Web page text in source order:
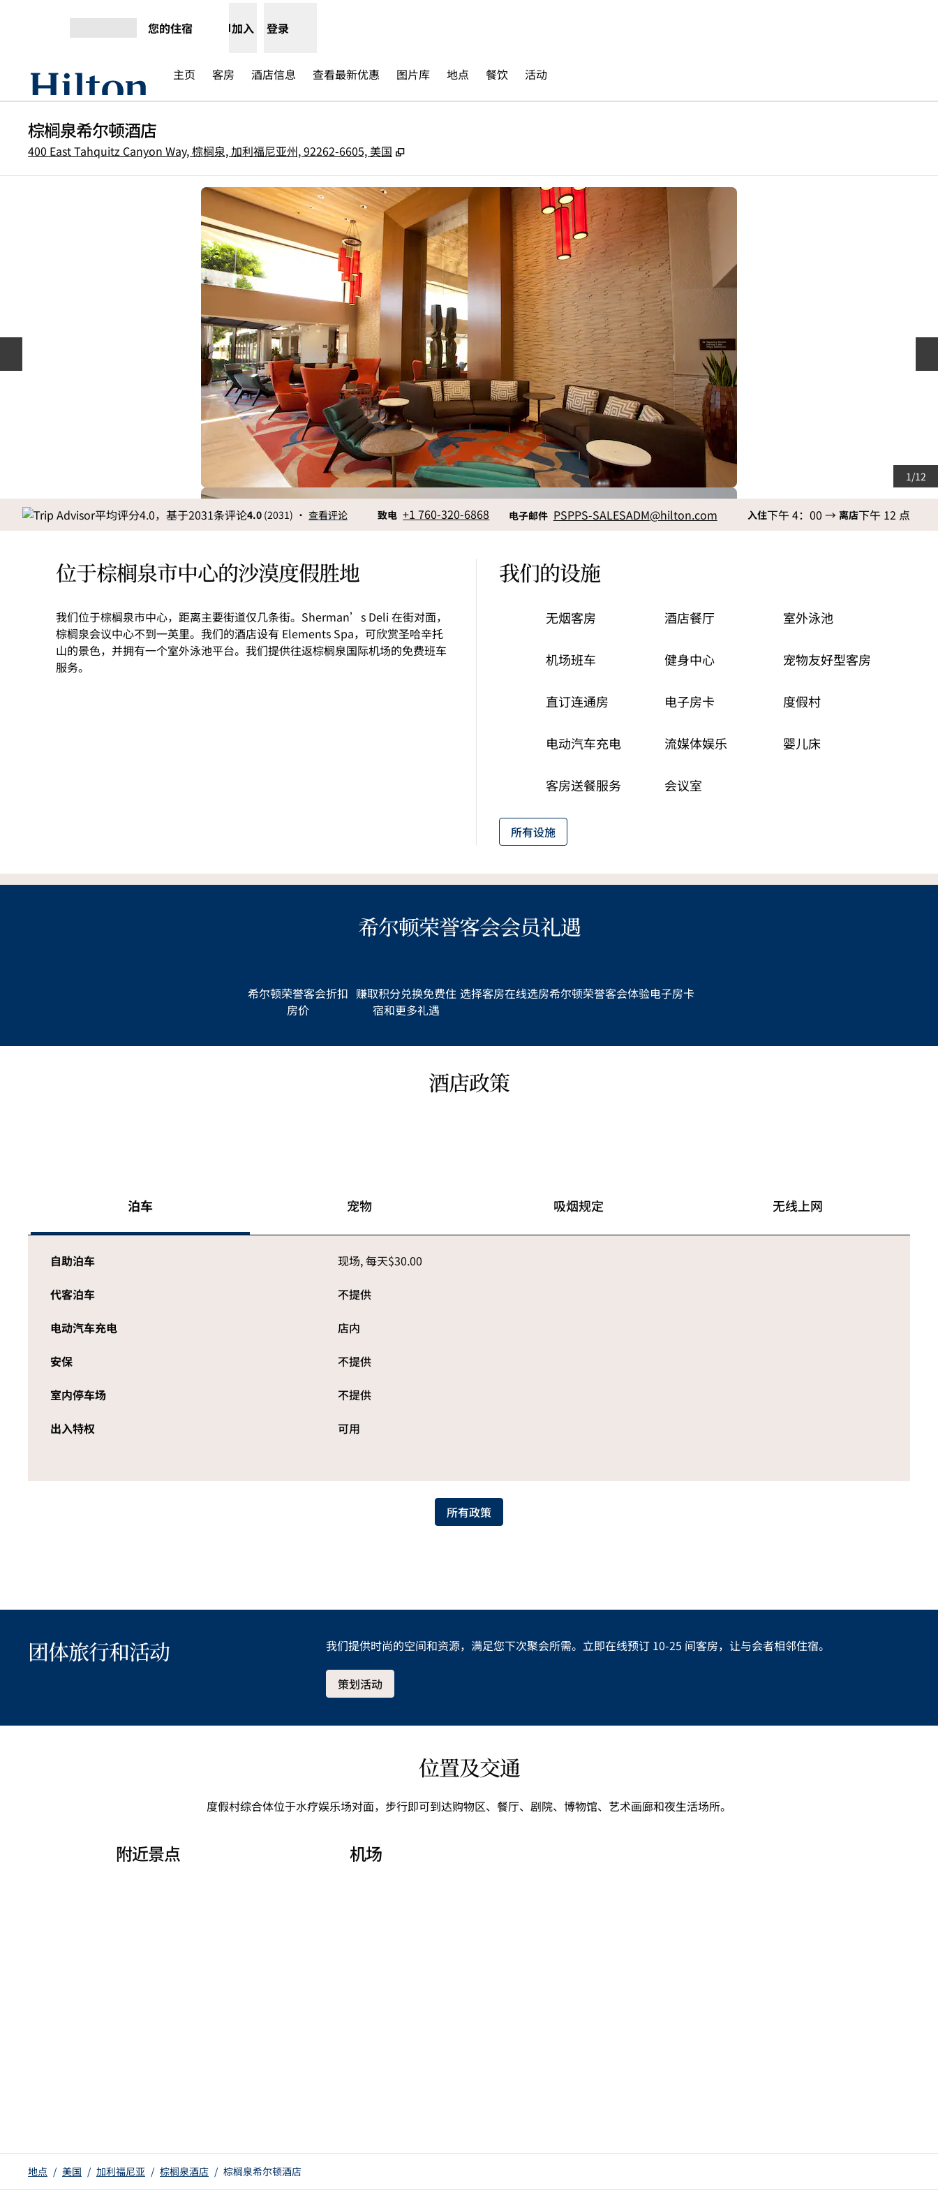
您的住宿 加入 登录
主页 客房 酒店信息 查看最新优惠​ 图片库 地点 餐饮 活动
棕榈泉希尔顿酒店
400 East Tahquitz Canyon Way, 棕榈泉, 加利福尼亚州, 92262-6605, 美国 ,
1 /12
4.0 (2031) • 查看评论 致电
拨打 +1 760-320-6868 电子邮件
电邮 PSPPS-SALESADM@hilton.com 入住下午 4：00 → 离店下午 12 点
位于棕榈泉市中心的沙漠度假胜地
我们位于棕榈泉市中心，距离主要街道仅几条街。Sherman’s Deli 在街对面，
棕榈泉会议中心不到一英里。我们的酒店设有 Elements Spa，可欣赏圣哈辛托
山的景色，并拥有一个室外泳池平台。我们提供往返棕榈泉国际机场的免费班车
服务。
我们的设施
无烟客房 酒店餐厅 室外泳池
机场班车 健身中心 宠物友好型客房
直订连通房 电子房卡 度假村
电动汽车充电 流媒体娱乐 婴儿床
客房送餐服务 会议室
所有设施
希尔顿荣誉客会会员礼遇
希尔顿荣誉客会折扣
房价
赚取积分兑换免费住
宿和更多礼遇
选择客房在线选房希尔顿荣誉客会体验电子房卡
酒店政策
泊车 宠物 吸烟规定 无线上网
自助泊车 现场,每天$30.00
代客泊车
不提供
电动汽车充电
店内
安保
不提供
室内停车场
不提供
出入特权
可用
所有政策
团体旅行和活动 我们提供时尚的空间和资源，满足您下次聚会所需。立即在线预订 10-25 间客房，让与会者相邻住宿。
策划活动
位置及交通
度假村综合体位于水疗娱乐场对面，步行即可到达购物区、餐厅、剧院、博物馆、艺术画廊和夜生活场所。
附近景点 机场
地点 / 美国 / 加利福尼亚 / 棕榈泉酒店 / 棕榈泉希尔顿酒店